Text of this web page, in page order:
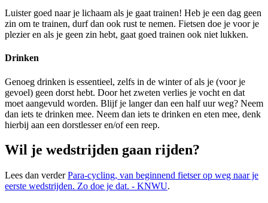
Luister goed naar je lichaam als je gaat trainen! Heb je een dag geen
zin om te trainen, durf dan ook rust te nemen. Fietsen doe je voor je
plezier en als je geen zin hebt, gaat goed trainen ook niet lukken.
Drinken
Genoeg drinken is essentieel, zelfs in de winter of als je (voor je
gevoel) geen dorst hebt. Door het zweten verlies je vocht en dat
moet aangevuld worden. Blijf je langer dan een half uur weg? Neem
dan iets te drinken mee. Neem dan iets te drinken en eten mee, denk
hierbij aan een dorstlesser en/of een reep.
Wil je wedstrijden gaan rijden?
Lees dan verderPara-cycling, van beginnend fietser op weg naar je
eerste wedstrijden. Zo doe je dat. - KNWU.